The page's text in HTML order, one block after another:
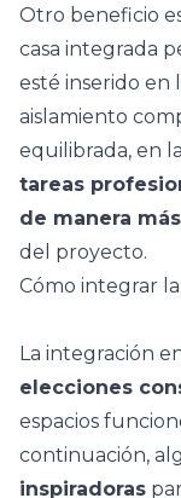
Otro beneficio
casa integrada
esté inserido en
aislamiento
equilibrada, en
tareas
de manera
del proyecto.
Cómo integrar
La integración
elecciones
espacios
continuación,
inspiradoras